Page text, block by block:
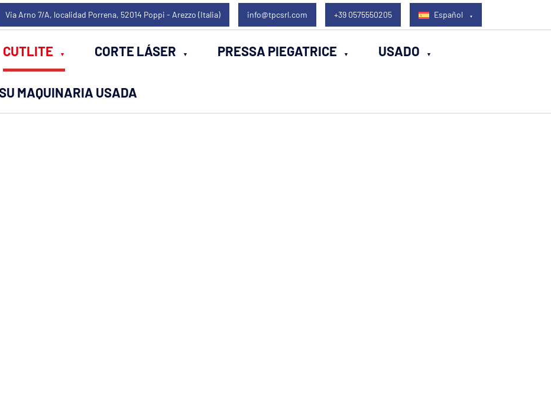
Via Arno 7/A, localidad Porrena, 52014 Poppi - Arezzo (Italia) info@tpcsrl.com +39 0575550205 Español
CUTLITE CORTE LÁSER PRESSA PIEGATRICE USADO
MAQUINARIA USADA